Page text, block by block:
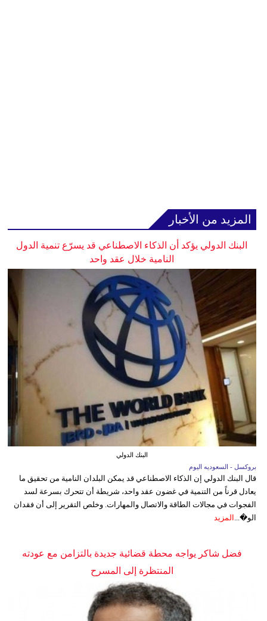
المزيد من الأخبار
البنك الدولي يؤكد أن الذكاء الاصطناعي قد يسرّع تنمية الدول
النامية خلال عقد واحد
البنك الدولي
بروكسل - السعوديه اليوم
قال البنك الدولي إن الذكاء الاصطناعي قد يمكن البلدان النامية من تحقيق ما
يعادل قرناً من التنمية في غضون عقد واحد، شريطة أن تتحرك بسرعة لسد
الفجوات في مجالات الطاقة والاتصال والمهارات. وخلص التقرير إلى أن فقدان
الو�... المزيد
فضل شاكر يواجه محطة قضائية جديدة بالتزامن مع عودته
المنتظرة إلى المسرح